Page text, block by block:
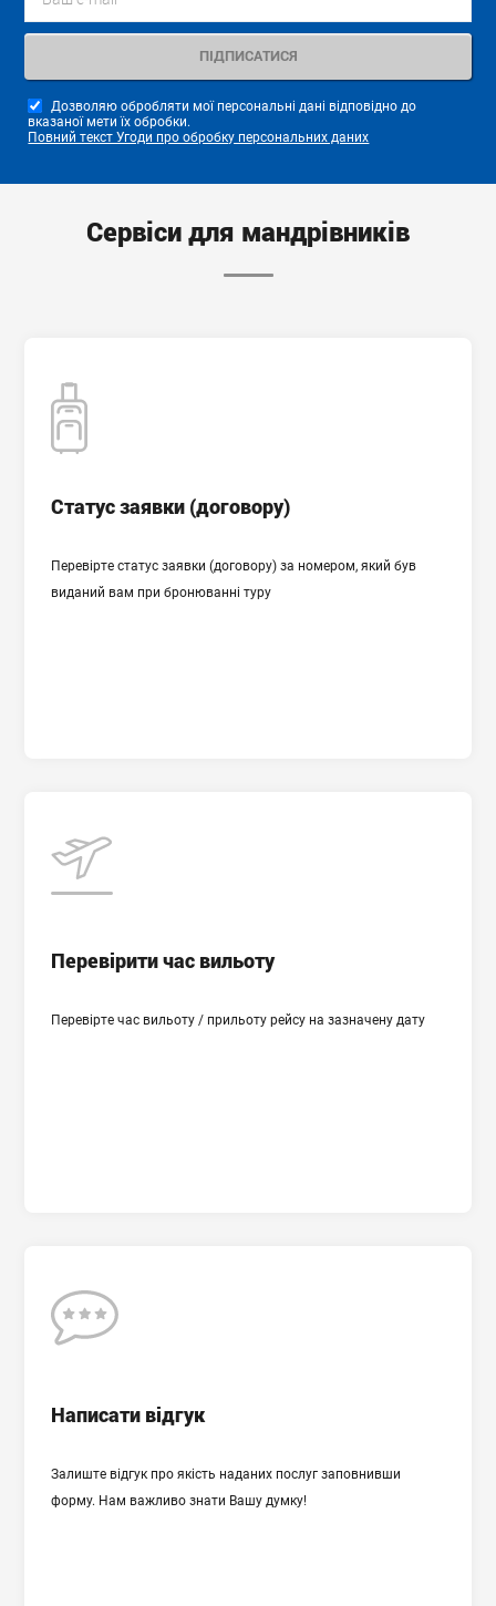
Дозволяю обробляти мої персональні дані відповідно до
вказаної мети їх обробки.
Повний текст Угоди про обробку персональних даних
Сервіси для мандрівників
Cтатус заявки (договору)
Перевірте статус заявки (договору) за номером, який був
виданий вам при бронюванні туру
ПЕРЕВІРИТИ СТАТУС ЗАЯВКИ
Перевірити час вильоту
Перевірте час вильоту / прильоту рейсу на зазначену дату
Написати відгук
Залиште відгук про якість наданих послуг заповнивши
форму. Нам важливо знати Вашу думку!